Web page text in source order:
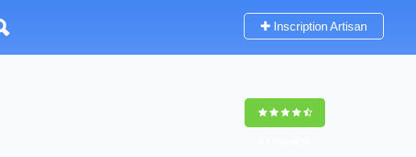
Inscription Artisan